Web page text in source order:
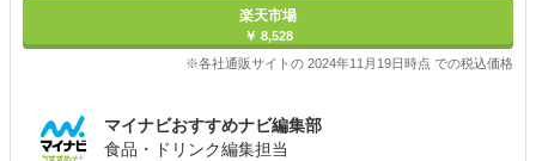
楽天市場
￥ 8,528
※各社通販サイトの 2024年11月19日時点 での税込価格
マイナビおすすめナビ編集部
食品・ドリンク編集担当